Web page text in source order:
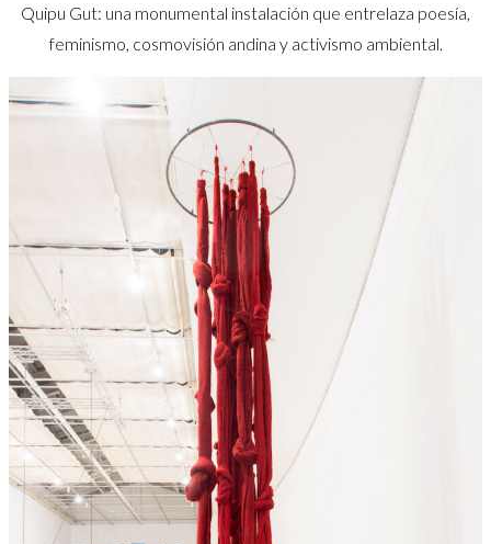
Quipu Gut: una monumental instalación que entrelaza poesía,
feminismo, cosmovisión andina y activismo ambiental.